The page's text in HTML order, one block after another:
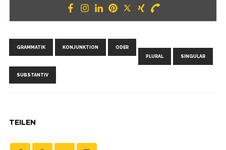
GRAMMATIK KONJUNKTION ODER
PLURAL SINGULAR
SUBSTANTIV
TEILEN